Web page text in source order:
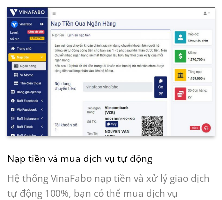
Nạp tiền và mua dịch vụ tự động
Hệ thống VinaFabo nạp tiền và xử lý giao dịch
tự động 100%, bạn có thể mua dịch vụ